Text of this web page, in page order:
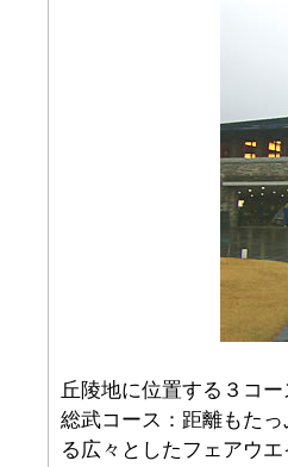
丘陵地に位置する３コ
総武コース：距離もた
る広々としたフェアウ